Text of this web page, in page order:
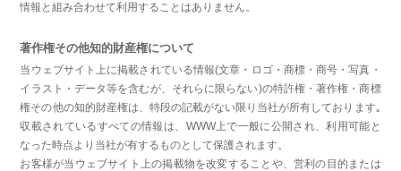
情報と組み合わせて利用することはありません。
著作権その他知的財産権について
当ウェブサイト上に掲載されている情報(文章・ロゴ・商標・商号・写真・
イラスト・データ等を含むが、それらに限らない)の特許権・著作権・商標
権その他の知的財産権は、特段の記載がない限り当社が所有しております｡
収載されているすべての情報は、WWW上で一般に公開され、利用可能と
なった時点より当社が有するものとして保護されます。
お客様が当ウェブサイト上の掲載物を改変することや、営利の目的または